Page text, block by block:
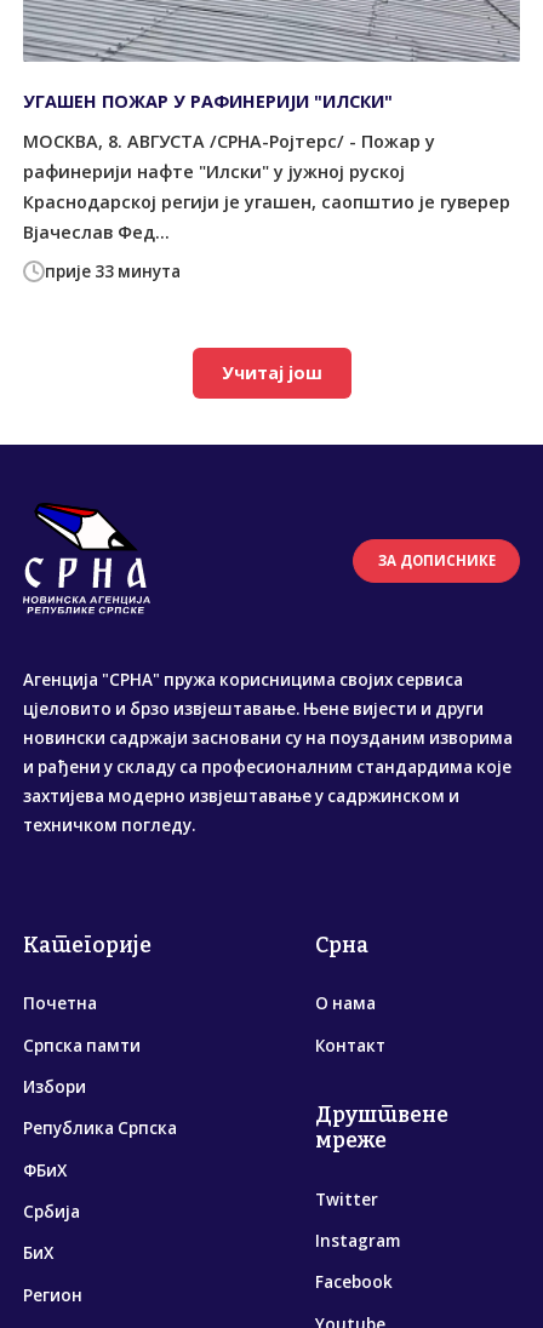
прије 33 минута
УГАШЕН ПОЖАР У РАФИНЕРИЈИ "ИЛСКИ"
МОСКВА, 8. АВГУСТА /СРНА-Ројтерс/ - Пожар у
рафинерији нафте "Илски" у јужној руској
Краснодарској регији је угашен, саопштио је гуверер
Вјачеслав Фед...
Учитај још
ЗА ДОПИСНИКЕ
Агенција "СРНА" пружа корисницима својих сервиса
цјеловито и брзо извјештавање. Њене вијести и други
новински садржаји засновани су на поузданим изворима
и рађени у складу са професионалним стандардима које
захтијева модерно извјештавање у садржинском и
техничком погледу.
Категорије
Почетна
Српска памти
Избори
Република Српска
ФБиХ
Србија
БиХ
Регион
Срна
О нама
Контакт
Друштвене
мреже
Twitter
Instagram
Facebook